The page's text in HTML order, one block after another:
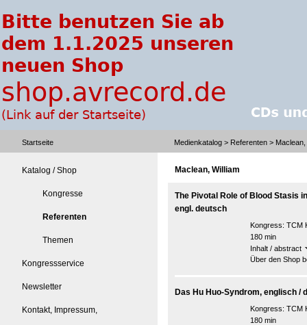
Startseite Medienkatalog > Referenten > Maclean,
Katalog / Shop
Kongresse
Referenten
Themen
Kongressservice
Newsletter
Kontakt, Impressum,
Maclean, William
The Pivotal Role of Blood Stasis
engl. deutsch
Kongress: TCM
180 min
Inhalt / abstract
Über den Shop
Das Hu Huo-Syndrom, englisch /
Kongress: TCM
180 min